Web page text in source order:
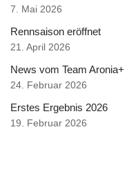
7. Mai 2026
Rennsaison eröffnet
21. April 2026
News vom Team Aronia+
24. Februar 2026
Erstes Ergebnis 2026
19. Februar 2026